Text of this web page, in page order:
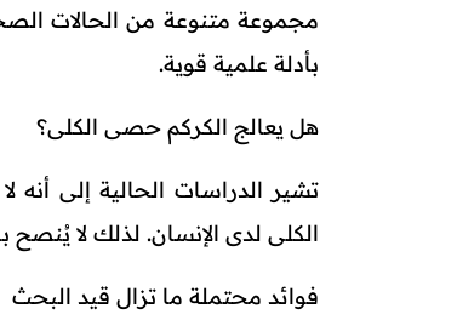
مجموعة متنوعة من الحالات
بأدلة علمية قوية.
هل يعالج الكركم حصى الكلى؟
تشير الدراسات الحالية إلى
الكلى لدى الإنسان. لذلك لا يُنصح
فوائد محتملة ما تزال قيد البحث